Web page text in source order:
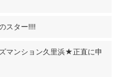
スター!!!!
マンション久里浜★正直に申